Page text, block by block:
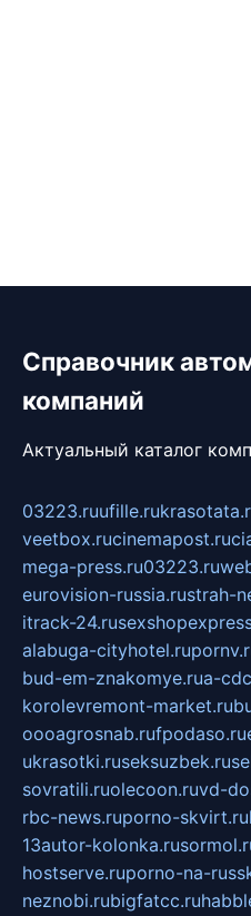
Справочник
компаний
Актуальный каталог
03223.ruufille.ru
veetbox.rucinemapost.ru
mega-press.ru03223.ru
eurovision-russia.rustrah-
itrack-24.ru
alabuga-cityhotel.ru
bud-em-znakomye.rua-
korolevremont-market.ru
oooagrosnab.rufpodaso.ru
ukrasotki.ruseksuzbek.ru
sovratili.ruolecoon.ruvd-
rbc-news.ruporno-skvirt.ru
13autor-kolonka.ru
hostserve.ruporno-na-
neznobi.rubigfatcc.ru